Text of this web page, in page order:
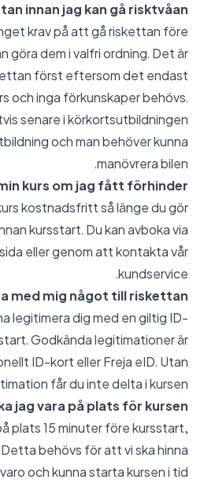
innan jag kan gå risktvåan?
krav på att gå riskettan före
göra dem i valfri ordning. Det är
först eftersom det endast
och inga förkunskaper behövs.
senare i körkortsutbildningen
och man behöver kunna
manövrera bilen.
kurs om jag fått förhinder?
kostnadsfritt så länge du gör
kursstart. Du kan avboka via
eller genom att kontakta vår
kundservice.
med mig något till riskettan?
legitimera dig med en giltig ID-
Godkända legitimationer är
ID-kort eller Freja eID. Utan
får du inte delta i kursen.
jag vara på plats för kursen?
plats 15 minuter före kursstart,
behövs för att vi ska hinna
och kunna starta kursen i tid.